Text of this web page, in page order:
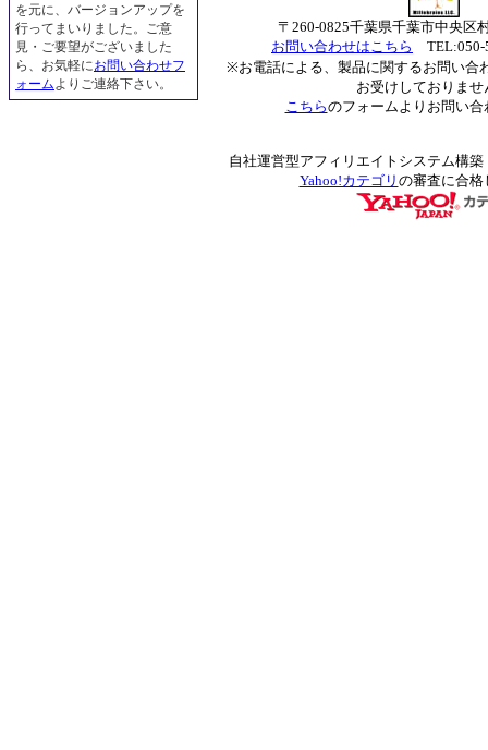
〒260-0825千葉県千葉市中央区
お問い合わせはこちら
TEL:050-
※お電話による、製品に関するお問い合
お受けしておりませ
こちらのフォームよりお問い合
自社運営型アフィリエイトシステム構
Yahoo!カテゴリ の審査に合格
を元に、バージョンアップを
行ってまいりました。ご意
見・ご要望がございました
ら、お気軽にお問い合わせフ
ォームよりご連絡下さい。